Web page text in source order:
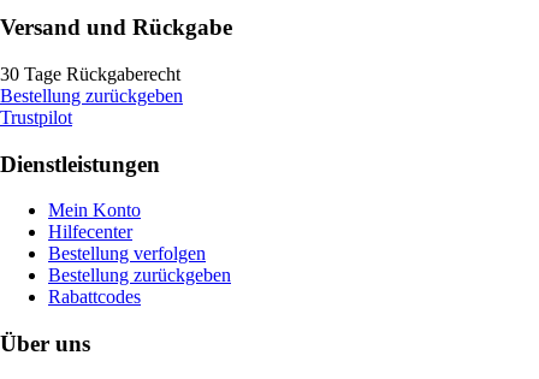
Versand und Rückgabe
30 Tage Rückgaberecht
Bestellung zurückgeben
Trustpilot
Dienstleistungen
Mein Konto
Hilfecenter
Bestellung verfolgen
Bestellung zurückgeben
Rabattcodes
Über uns